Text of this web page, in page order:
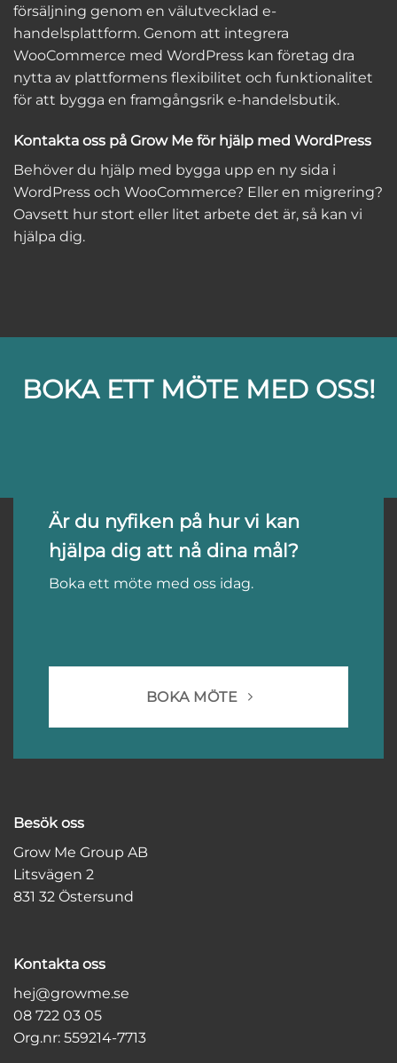
försäljning genom en välutvecklad e-
handelsplattform. Genom att integrera
WooCommerce med WordPress kan företag dra
nytta av plattformens flexibilitet och funktionalitet
för att bygga en framgångsrik e-handelsbutik.
Kontakta oss på Grow Me för hjälp med WordPress
Behöver du hjälp med bygga upp en ny sida i
WordPress och WooCommerce? Eller en migrering?
Oavsett hur stort eller litet arbete det är, så kan vi
hjälpa dig.
BOKA ETT MÖTE MED OSS!
Är du nyfiken på hur vi kan
hjälpa dig att nå dina mål?
Boka ett möte med oss idag.
BOKA MÖTE
Besök oss
Grow Me Group AB
Litsvägen 2
831 32 Östersund
Kontakta oss
hej@growme.se
08 722 03 05
Org.nr: 559214-7713